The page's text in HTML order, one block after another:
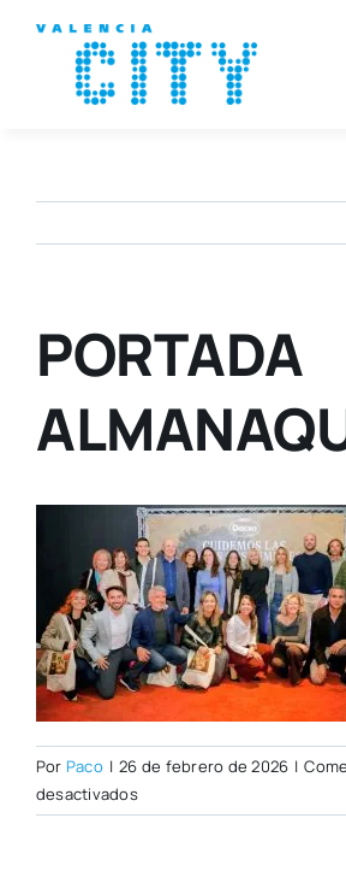
contenido
PORTADA
Por Paco | 26 de febrero de 2026 |
desactivadosen
PORTADA